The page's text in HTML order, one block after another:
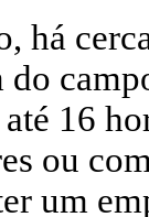
há
16
ou
um